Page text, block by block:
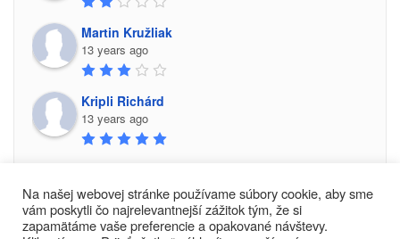
Martin Kružliak
13 years ago
Kripli Richárd
13 years ago
Na našej webovej stránke používame súbory cookie, aby sme
vám poskytli čo najrelevantnejší zážitok tým, že si
zapamätáme vaše preferencie a opakované návštevy.